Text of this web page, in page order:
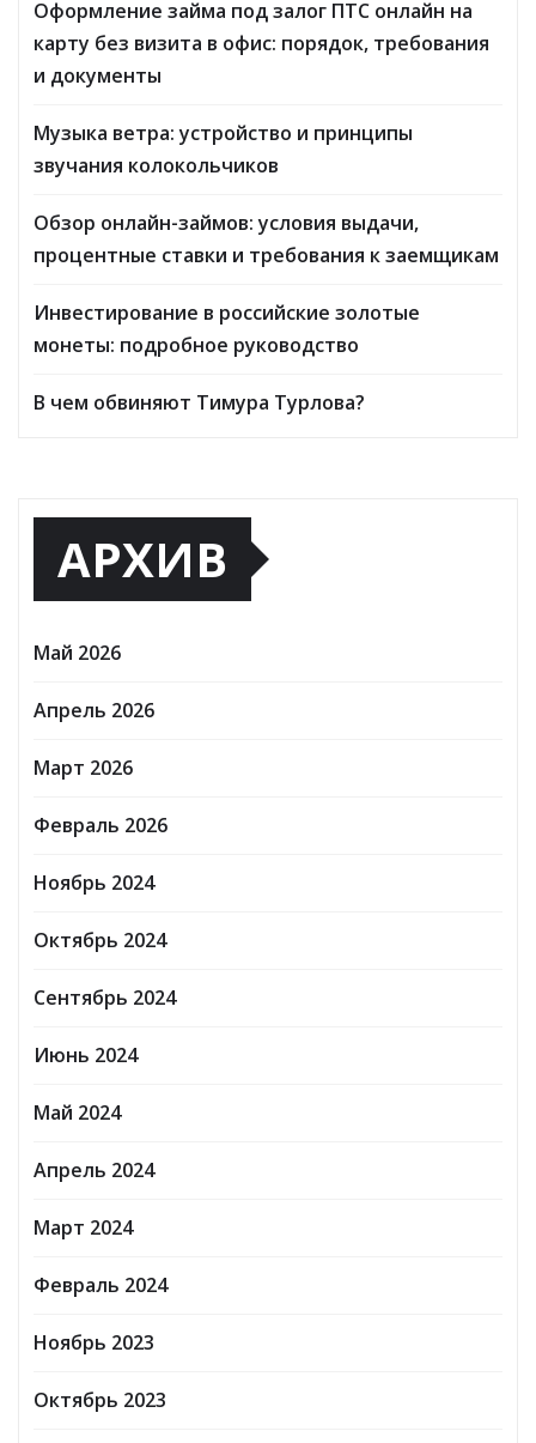
Оформление займа под залог ПТС онлайн на
карту без визита в офис: порядок, требования
и документы
Музыка ветра: устройство и принципы
звучания колокольчиков
Обзор онлайн-займов: условия выдачи,
процентные ставки и требования к заемщикам
Инвестирование в российские золотые
монеты: подробное руководство
В чем обвиняют Тимура Турлова?
АРХИВ
Май 2026
Апрель 2026
Март 2026
Февраль 2026
Ноябрь 2024
Октябрь 2024
Сентябрь 2024
Июнь 2024
Май 2024
Апрель 2024
Март 2024
Февраль 2024
Ноябрь 2023
Октябрь 2023